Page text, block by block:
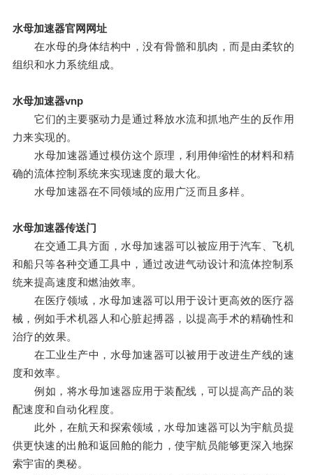
水母加速器官网网址
在水母的身体结构中，没有骨骼和肌肉，而是由柔软的
组织和水力系统组成。
水母加速器vnp
它们的主要驱动力是通过释放水流和抓地产生的反作用
力来实现的。
水母加速器通过模仿这个原理，利用伸缩性的材料和精
确的流体控制系统来实现速度的最大化。
水母加速器在不同领域的应用广泛而且多样。
水母加速器传送门
在交通工具方面，水母加速器可以被应用于汽车、飞机
和船只等各种交通工具中，通过改进气动设计和流体控制系
统来提高速度和燃油效率。
在医疗领域，水母加速器可以用于设计更高效的医疗器
械，例如手术机器人和心脏起搏器，以提高手术的精确性和
治疗的效果。
在工业生产中，水母加速器可以被用于改进生产线的速
度和效率。
例如，将水母加速器应用于装配线，可以提高产品的装
配速度和自动化程度。
此外，在航天和探索领域，水母加速器可以为宇航员提
供更快速的出舱和返回舱的能力，使宇航员能够更深入地探
索宇宙的奥秘。